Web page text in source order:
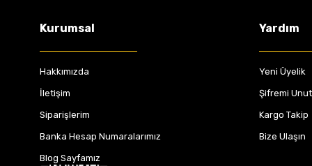
Kurumsal
Hakkımızda
İletişim
Siparişlerim
Banka Hesap Numaralarımız
Blog Sayfamız
Yardım
Yeni Üyelik
Şifremi
Kargo Takip
Bize Ulaşın